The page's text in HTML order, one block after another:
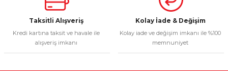
Taksitli Alışveriş
Kredi kartına taksit ve havale ile
alışveriş imkanı
Kolay İade & Değişim
Kolay iade ve değişim imkanı ile %100
memnuniyet